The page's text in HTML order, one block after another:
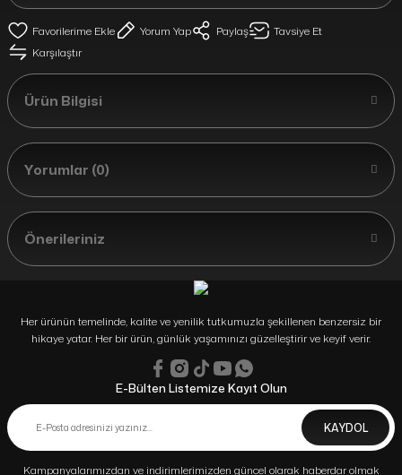
Yorum Yap Paylaş
Tavsiye Et
Karşılaştır
Ürün Bilgisi
Yorumlar (0)
Önerileriniz
Her ürünün temelinde, kalite ve yenilik tutkumuzla şekillenen benzersiz bir
hikaye yatar. Her bir ürün, günlük yaşamınızı güzelleştirir ve keyif verir.
E-Bülten Listemize Kayıt Olun
KAYDOL
Kampanyalarımızdan ve indirimlerimizden güncel olarak haberdar olmak